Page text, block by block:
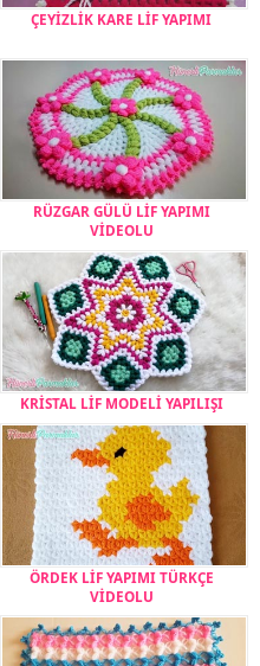
ÇEYİZLİK KARE LİF YAPIMI
RÜZGAR GÜLÜ LİF YAPIMI
VİDEOLU
KRİSTAL LİF MODELİ YAPILIŞI
ÖRDEK LİF YAPIMI TÜRKÇE
VİDEOLU